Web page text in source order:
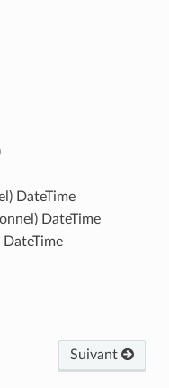
DateTime
DateTime
Suivant